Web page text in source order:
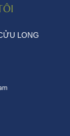
LONG